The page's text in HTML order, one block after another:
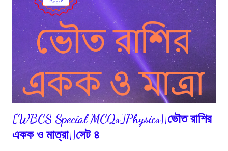
[WBCS Special MCQs]Physics||ভৌত রাশির
একক ও মাত্রা||সেট ৪